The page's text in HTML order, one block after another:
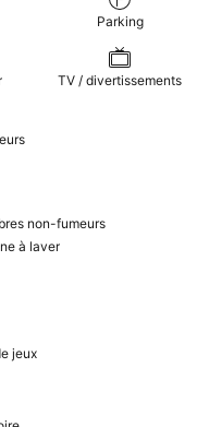
Parking
TV / divertissements
non-fumeurs
à laver
jeux